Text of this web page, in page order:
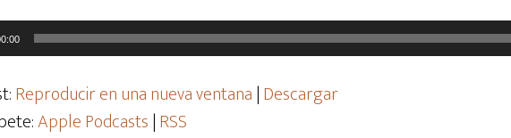
Reproducir en una nueva ventana|Descargar
Apple Podcasts|RSS